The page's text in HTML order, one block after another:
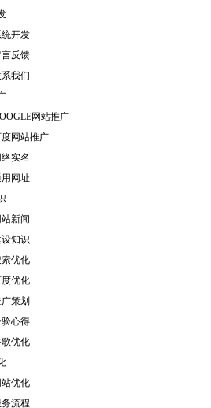
统开发
言反馈
我们
网站推广
网站推广
络实名
网址
站新闻
知识
优化
优化
策划
心得
优化
站优化
务流程